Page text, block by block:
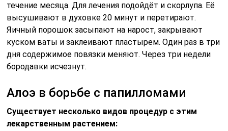
течение месяца. Для лечения подойдёт и скорлупа. Её
высушивают в духовке 20 минут и перетирают.
Яичный порошок засыпают на нарост, закрывают
куском ваты и заклеивают пластырем. Один раз в три
дня содержимое повязки меняют. Через три недели
бородавки исчезнут.
Алоэ в борьбе с папилломами
Существует несколько видов процедур с этим
лекарственным растением: